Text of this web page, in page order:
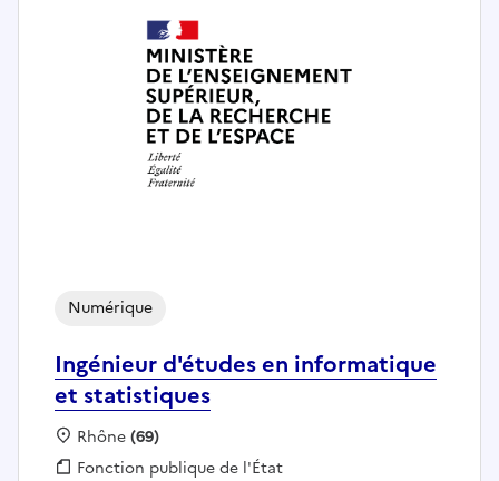
Ingénieur d'études en informatique
et statistiques
Numérique
Localisation :
Rhône(69)
Fonction publique :
Fonction publique de l'État